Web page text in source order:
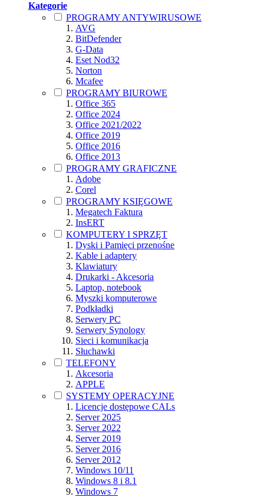
Kategorie
PROGRAMY ANTYWIRUSOWE
AVG
BitDefender
G-Data
Eset Nod32
Norton
Mcafee
PROGRAMY BIUROWE
Office 365
Office 2024
Office 2021/2022
Office 2019
Office 2016
Office 2013
PROGRAMY GRAFICZNE
Adobe
Corel
PROGRAMY KSIĘGOWE
Megatech Faktura
InsERT
KOMPUTERY I SPRZĘT
Dyski i Pamięci przenośne
Kable i adaptery
Klawiatury
Drukarki - Akcesoria
Laptop, notebook
Myszki komputerowe
Podkładki
Serwery PC
Serwery Synology
Sieci i komunikacja
Słuchawki
TELEFONY
Akcesoria
APPLE
SYSTEMY OPERACYJNE
Licencje dostępowe CALs
Server 2025
Server 2022
Server 2019
Server 2016
Server 2012
Windows 10/11
Windows 8 i 8.1
Windows 7